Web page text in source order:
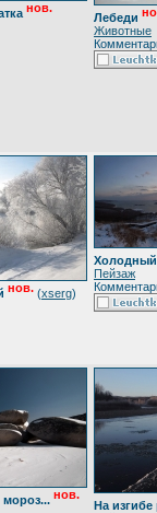
нов.
Лебеди
Животные
нов. (xserg)
Холодный
Пейзаж
мороз... нов.
На изгибе